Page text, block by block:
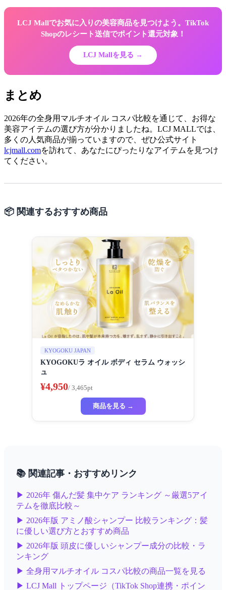
LCJ Mallでお気に入りの美容商品を見つけよう。TikTok
Shopのレシート送信でポイント還元対象！
LCJ Mallを見る →
まとめ
2026年の全身用マルチオイル コスパ比較を通じて、お得な
美容アイテムの選び方が分かりましたね。LCJ MALLでは、
多くの人気商品が揃っていますので、ぜひ公式サイト
lcjmall.comを訪れて、あなたにぴったりなアイテムを見つけ
てください。
📦 関連するおすすめ商品
KYOGOKU JAPAN
KYOGOKUラ オイル ボディ セラム ウォッシ
ュ
¥4,950/ 3,465pt
商品を見る →
📚 関連記事・おすすめリンク
▶ 2026年 傷んだ髪 集中ケア ランキング ～厳選5アイ
テムを徹底比較～
▶ 2026年版 アミノ酸シャンプー 比較ランキング：髪
に優しい選び方とおすすめ商品
▶ 2026年版 頭皮に優しいシャンプー成分の比較・ラ
ンキング
▶ 全身用マルチオイル コスパ比較の商品一覧を見る
▶ LCJ Mall トップページ（TikTok Shop連携・ポイン